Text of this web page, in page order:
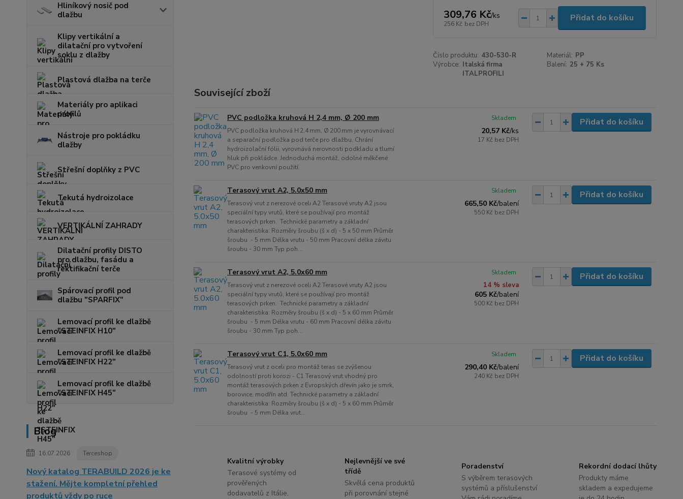
Hliníkový nosič pod
dlažbu
Klipy vertikální a
dilatační pro vytvoření
soklu z dlažby
Plastová dlažba na terče
Materiály pro aplikaci
profilů
Nástroje pro pokládku
dlažby
Střešní doplňky z PVC
Tekutá hydroizolace
VERTIKÁLNÍ ZAHRADY
Dilatační profily DISTO
pro dlažbu, fasádu a
rektifikační terče
Spárovací profil pod
dlažbu "SPARFIX"
Lemovací profil ke dlažbě
"STEINFIX H10"
Lemovací profil ke dlažbě
"STEINFIX H22"
Lemovací profil ke dlažbě
"STEINFIX H45"
Blog
16.07.2026 Terceshop
Nový katalog TERABUILD 2026 je ke
stažení. Mějte kompletní přehled
produktů vždy po ruce
309,76 Kč/ks
256 Kč bez DPH
Přidat do košíku
Číslo produktu: 430-530-R Materiál: PP
Výrobce: Italská firma
ITALPROFILI
Balení: 25 + 75 Ks
Související zboží
PVC podložka kruhová H 2,4 mm, Ø 200 mm
PVC podložka kruhová H 2,4 mm, Ø 200 mm je vyrovnávací
a separační podložka pod terče pro dlažbu. Chrání
hydroizolační fólii, vyrovnává nerovnosti podkladu a tlumí
hluk při pokládce. Jednoduchá montáž, odolné měkčené
PVC pro venkovní použití.
20,57 Kč/ks
17 Kč bez DPH
Skladem Přidat do košíku
Terasový vrut A2, 5.0x50 mm
Terasový vrut z nerezové oceli A2 Terasové vruty A2 jsou
speciální typy vrutů, které se používají pro montáž
terasových prken. Technické parametry a základní
charakteristika: Rozměry šroubu (š x d) - 5 x 50 mm Průměr
šroubu - 5 mm Délka vrutu - 50 mm Pracovní délka závitu
šroubu - 30 mm Typ poh...
665,50 Kč/balení
550 Kč bez DPH
Skladem Přidat do košíku
Terasový vrut A2, 5.0x60 mm
Terasový vrut z nerezové oceli A2 Terasové vruty A2 jsou
speciální typy vrutů, které se používají pro montáž
terasových prken. Technické parametry a základní
charakteristika: Rozměry šroubu (š x d) - 5 x 60 mm Průměr
šroubu - 5 mm Délka vrutu - 60 mm Pracovní délka závitu
šroubu - 30 mm Typ poh...
14 % sleva
605 Kč/balení
500 Kč bez DPH
Skladem Přidat do košíku
Terasový vrut C1, 5.0x60 mm
Terasový vrut z oceli pro montáž teras se zvýšenou
odolností proti korozi - C1 Terasový vrut vhodný pro
montáž terasových prken z Evropských dřevín jako je smrk,
borovice, modřín atd. Technické parametry a základní
charakteristika: Rozměry šroubu (š x d) - 5 x 60 mm Průměr
šroubu - 5 mm Délka vrut...
290,40 Kč/balení
240 Kč bez DPH
Skladem Přidat do košíku
Kvalitní výrobky
Terasové systémy od
prověřených
dodavatelů z Itálie,
Nejlevnější ve své
třídě
Skvělá cena produktů
při porovnání stejné
Poradenství
S výběrem terasových
systémů a příslušenství
Rekordní dodací lhůty
Produkty máme
skladem a expedujeme